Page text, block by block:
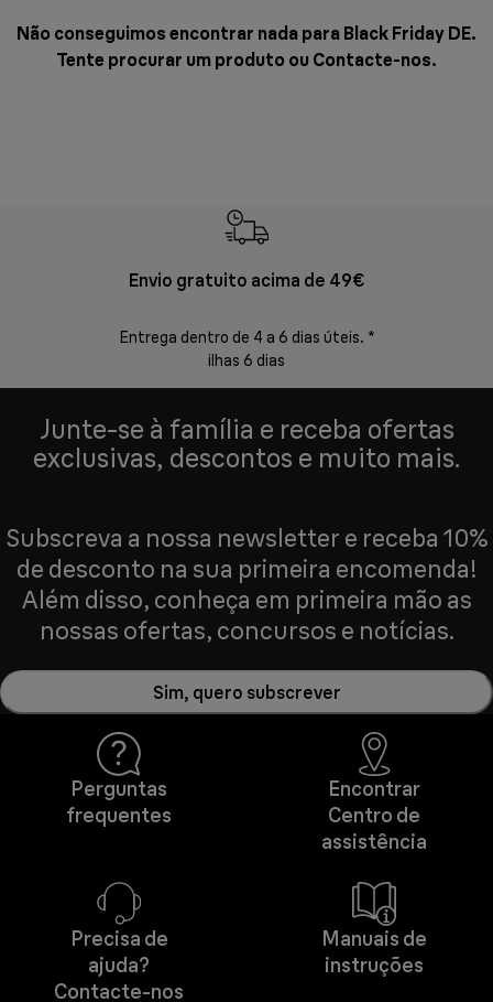
Não conseguimos encontrar nada para Black Friday DE.
Tente procurar um produto ou Contacte-nos.
Envio gratuito acima de 49€
Entrega dentro de 4 a 6 dias úteis. *
ilhas 6 dias
Junte-se à família e receba ofertas
exclusivas, descontos e muito mais.
Subscreva a nossa newsletter e receba 10%
de desconto na sua primeira encomenda!
Além disso, conheça em primeira mão as
nossas ofertas, concursos e notícias.
Sim, quero subscrever
Perguntas
frequentes
Encontrar
Centro de
assistência
Precisa de
ajuda?
Contacte-nos
Manuais de
instruções